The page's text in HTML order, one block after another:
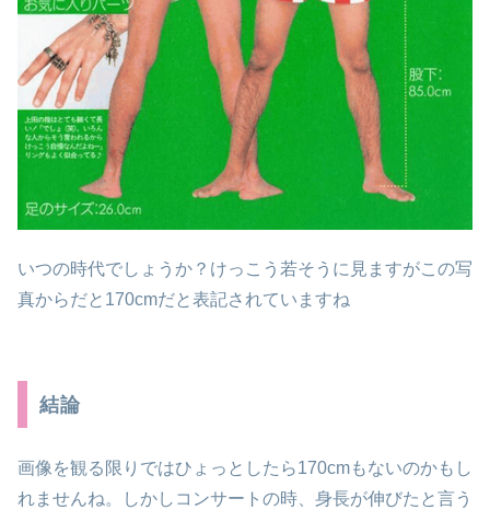
いつの時代でしょうか？けっこう若そうに見ますがこの写
真からだと170cmだと表記されていますね
結論
画像を観る限りではひょっとしたら170cmもないのかもし
れませんね。しかしコンサートの時、 身長が伸びたと言う